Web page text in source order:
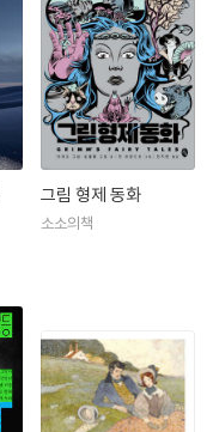
그림 형제 동화
소소의책